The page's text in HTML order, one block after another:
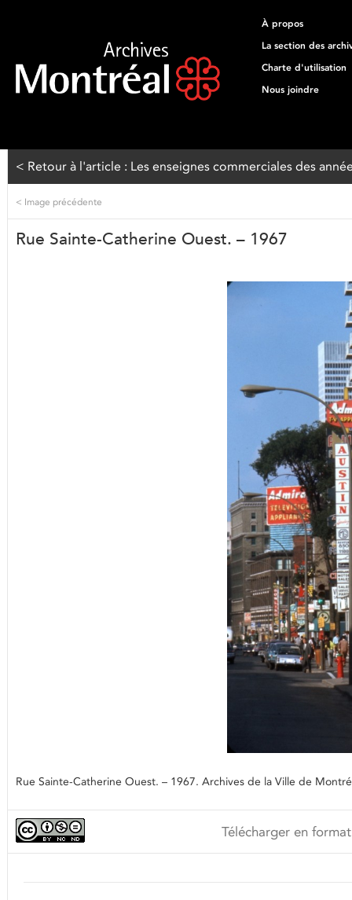
À propos
La section des
Charte d'utilisation
Nous joindre
< Retour à l'article : Les enseignes commerciales des
< Image précédente
Rue Sainte-Catherine Ouest. – 1967
Rue Sainte-Catherine Ouest. – 1967. Archives de la Ville de
Télécharger en